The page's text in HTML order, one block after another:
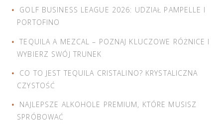
GOLF BUSINESS LEAGUE 2026: UDZIAŁ PAMPELLE I
PORTOFINO
TEQUILA A MEZCAL – POZNAJ KLUCZOWE RÓŻNICE I
WYBIERZ SWÓJ TRUNEK
CO TO JEST TEQUILA CRISTALINO? KRYSTALICZNA
CZYSTOŚĆ
NAJLEPSZE ALKOHOLE PREMIUM, KTÓRE MUSISZ
SPRÓBOWAĆ